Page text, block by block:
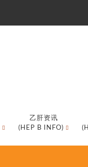
乙肝资讯
(HEP B INFO)